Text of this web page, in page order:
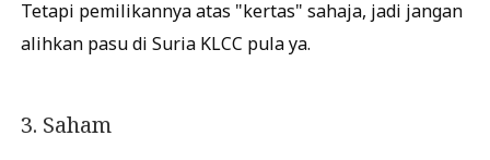
Tetapi pemilikannya atas "kertas" sahaja, jadi jangan
alihkan pasu di Suria KLCC pula ya.
3. Saham